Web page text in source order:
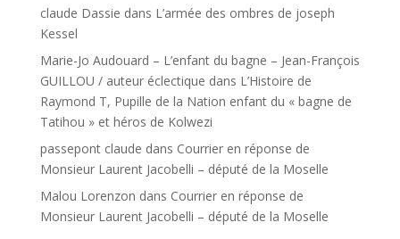
claude Dassie dans L’armée des ombres de joseph
Kessel
Marie-Jo Audouard – L’enfant du bagne – Jean-François
GUILLOU / auteur éclectique dans L’Histoire de
Raymond T, Pupille de la Nation enfant du « bagne de
Tatihou » et héros de Kolwezi
passepont claude dans Courrier en réponse de
Monsieur Laurent Jacobelli – député de la Moselle
Malou Lorenzon dans Courrier en réponse de
Monsieur Laurent Jacobelli – député de la Moselle